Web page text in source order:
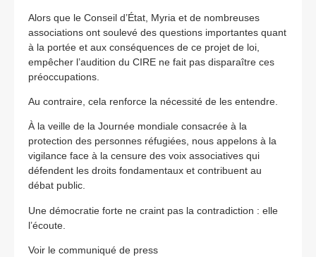
Alors que le Conseil d’État, Myria et de nombreuses
associations ont soulevé des questions importantes quant
à la portée et aux conséquences de ce projet de loi,
empêcher l’audition du CIRE ne fait pas disparaître ces
préoccupations.
Au contraire, cela renforce la nécessité de les entendre.
À la veille de la Journée mondiale consacrée à la
protection des personnes réfugiées, nous appelons à la
vigilance face à la censure des voix associatives qui
défendent les droits fondamentaux et contribuent au
débat public.
Une démocratie forte ne craint pas la contradiction : elle
l’écoute.
Voir le communiqué de press